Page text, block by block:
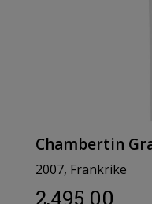
Chambertin
2007, Frankrike
2,495.00